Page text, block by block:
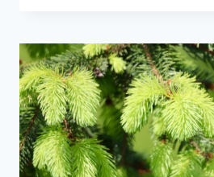
SVOJE
NAJBLIŽJE
POSKRBETI
PRAVOČASNO